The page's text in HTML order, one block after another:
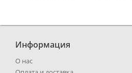
Информация
О нас